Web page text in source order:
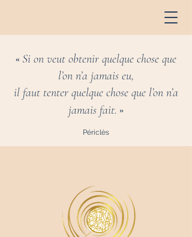
« Si on veut obtenir quelque chose que
l’on n’a jamais eu,
il faut tenter quelque chose que l’on n’a
jamais fait. »
Périclès